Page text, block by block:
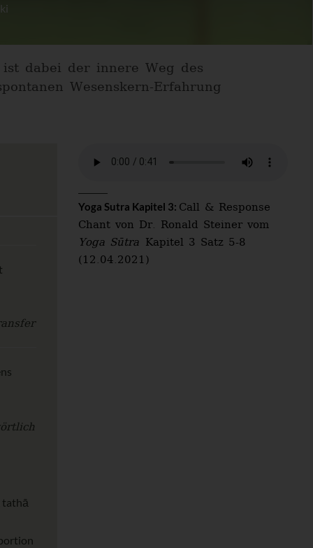
dabei der innere Weg des
Wesenskern-Erfahrung
Yoga Sutra Kapitel 3: Call & Response
Chant von Dr. Ronald Steiner vom
Yoga Sūtra Kapitel 3 Satz 5-8
(12.04.2021)
tathā